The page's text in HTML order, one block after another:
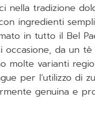
nella tradizione
ingredienti
in tutto il Bel
occasione, da un
molte varianti
per l’utilizzo di
genuina e